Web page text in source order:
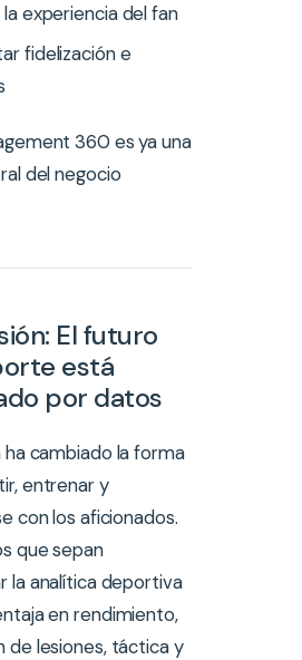
experiencia del fan
fidelización e
360 es ya una
del negocio
El futuro
está
por datos
ha cambiado la forma
entrenar y
con los aficionados.
que sepan
la analítica deportiva
en rendimiento,
de lesiones, táctica y